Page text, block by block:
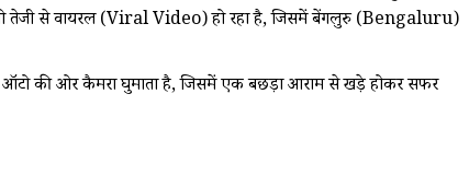
तेजी से वायरल (Viral Video) हो रहा है, जिसमें बेंगलुरु (Bengaluru)
ऑटो की ओर कैमरा घुमाता है, जिसमें एक बछड़ा आराम से खड़े होकर सफर